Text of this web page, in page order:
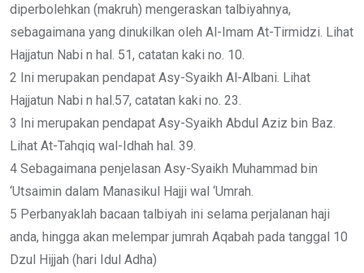
diperbolehkan (makruh) mengeraskan talbiyahnya,
sebagaimana yang dinukilkan oleh Al-Imam At-Tirmidzi. Lihat
Hajjatun Nabi n hal. 51, catatan kaki no. 10.
2 Ini merupakan pendapat Asy-Syaikh Al-Albani. Lihat
Hajjatun Nabi n hal.57, catatan kaki no. 23.
3 Ini merupakan pendapat Asy-Syaikh Abdul Aziz bin Baz.
Lihat At-Tahqiq wal-Idhah hal. 39.
4 Sebagaimana penjelasan Asy-Syaikh Muhammad bin
‘Utsaimin dalam Manasikul Hajji wal ‘Umrah.
5 Perbanyaklah bacaan talbiyah ini selama perjalanan haji
anda, hingga akan melempar jumrah Aqabah pada tanggal 10
Dzul Hijjah (hari Idul Adha)